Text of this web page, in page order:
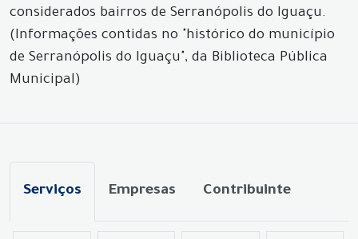
considerados bairros de Serranópolis do Iguaçu.
(Informações contidas no "histórico do município
de Serranópolis do Iguaçu", da Biblioteca Pública
Municipal)
Serviços Empresas Contribuinte